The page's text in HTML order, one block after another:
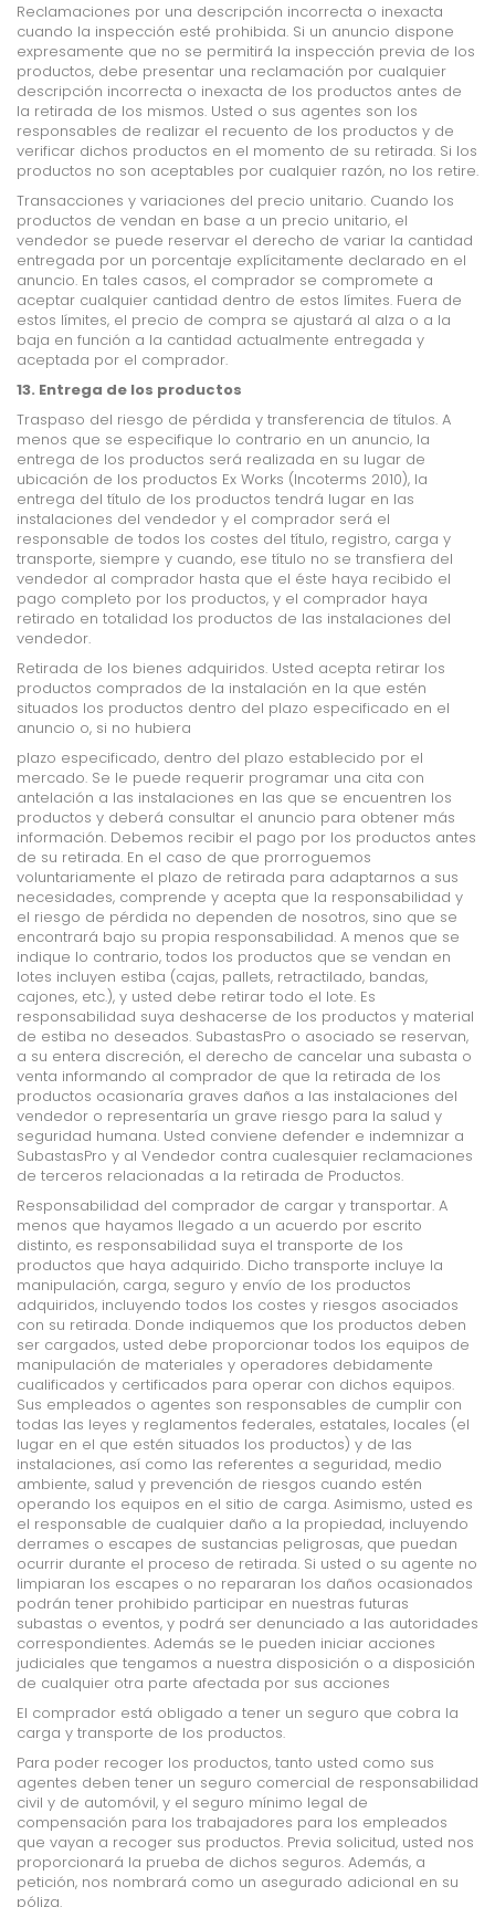
Reclamaciones por una descripción incorrecta o inexacta
cuando la inspección esté prohibida. Si un anuncio dispone
expresamente que no se permitirá la inspección previa de los
productos, debe presentar una reclamación por cualquier
descripción incorrecta o inexacta de los productos antes de
la retirada de los mismos. Usted o sus agentes son los
responsables de realizar el recuento de los productos y de
verificar dichos productos en el momento de su retirada. Si los
productos no son aceptables por cualquier razón, no los retire.
Transacciones y variaciones del precio unitario. Cuando los
productos de vendan en base a un precio unitario, el
vendedor se puede reservar el derecho de variar la cantidad
entregada por un porcentaje explícitamente declarado en el
anuncio. En tales casos, el comprador se compromete a
aceptar cualquier cantidad dentro de estos límites. Fuera de
estos límites, el precio de compra se ajustará al alza o a la
baja en función a la cantidad actualmente entregada y
aceptada por el comprador.
13. Entrega de los productos
Traspaso del riesgo de pérdida y transferencia de títulos. A
menos que se especifique lo contrario en un anuncio, la
entrega de los productos será realizada en su lugar de
ubicación de los productos Ex Works (Incoterms 2010), la
entrega del título de los productos tendrá lugar en las
instalaciones del vendedor y el comprador será el
responsable de todos los costes del título, registro, carga y
transporte, siempre y cuando, ese título no se transfiera del
vendedor al comprador hasta que el éste haya recibido el
pago completo por los productos, y el comprador haya
retirado en totalidad los productos de las instalaciones del
vendedor.
Retirada de los bienes adquiridos. Usted acepta retirar los
productos comprados de la instalación en la que estén
situados los productos dentro del plazo especificado en el
anuncio o, si no hubiera
plazo especificado, dentro del plazo establecido por el
mercado. Se le puede requerir programar una cita con
antelación a las instalaciones en las que se encuentren los
productos y deberá consultar el anuncio para obtener más
información. Debemos recibir el pago por los productos antes
de su retirada. En el caso de que prorroguemos
voluntariamente el plazo de retirada para adaptarnos a sus
necesidades, comprende y acepta que la responsabilidad y
el riesgo de pérdida no dependen de nosotros, sino que se
encontrará bajo su propia responsabilidad. A menos que se
indique lo contrario, todos los productos que se vendan en
lotes incluyen estiba (cajas, pallets, retractilado, bandas,
cajones, etc.), y usted debe retirar todo el lote. Es
responsabilidad suya deshacerse de los productos y material
de estiba no deseados. SubastasPro o asociado se reservan,
a su entera discreción, el derecho de cancelar una subasta o
venta informando al comprador de que la retirada de los
productos ocasionaría graves daños a las instalaciones del
vendedor o representaría un grave riesgo para la salud y
seguridad humana. Usted conviene defender e indemnizar a
SubastasPro y al Vendedor contra cualesquier reclamaciones
de terceros relacionadas a la retirada de Productos.
Responsabilidad del comprador de cargar y transportar. A
menos que hayamos llegado a un acuerdo por escrito
distinto, es responsabilidad suya el transporte de los
productos que haya adquirido. Dicho transporte incluye la
manipulación, carga, seguro y envío de los productos
adquiridos, incluyendo todos los costes y riesgos asociados
con su retirada. Donde indiquemos que los productos deben
ser cargados, usted debe proporcionar todos los equipos de
manipulación de materiales y operadores debidamente
cualificados y certificados para operar con dichos equipos.
Sus empleados o agentes son responsables de cumplir con
todas las leyes y reglamentos federales, estatales, locales (el
lugar en el que estén situados los productos) y de las
instalaciones, así como las referentes a seguridad, medio
ambiente, salud y prevención de riesgos cuando estén
operando los equipos en el sitio de carga. Asimismo, usted es
el responsable de cualquier daño a la propiedad, incluyendo
derrames o escapes de sustancias peligrosas, que puedan
ocurrir durante el proceso de retirada. Si usted o su agente no
limpiaran los escapes o no repararan los daños ocasionados
podrán tener prohibido participar en nuestras futuras
subastas o eventos, y podrá ser denunciado a las autoridades
correspondientes. Además se le pueden iniciar acciones
judiciales que tengamos a nuestra disposición o a disposición
de cualquier otra parte afectada por sus acciones
El comprador está obligado a tener un seguro que cobra la
carga y transporte de los productos.
Para poder recoger los productos, tanto usted como sus
agentes deben tener un seguro comercial de responsabilidad
civil y de automóvil, y el seguro mínimo legal de
compensación para los trabajadores para los empleados
que vayan a recoger sus productos. Previa solicitud, usted nos
proporcionará la prueba de dichos seguros. Además, a
petición, nos nombrará como un asegurado adicional en su
póliza.